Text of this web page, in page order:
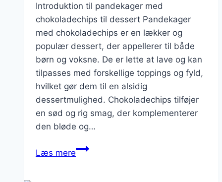
Introduktion til pandekager med
chokoladechips til dessert Pandekager
med chokoladechips er en lækker og
populær dessert, der appellerer til både
børn og voksne. De er lette at lave og kan
tilpasses med forskellige toppings og fyld,
hvilket gør dem til en alsidig
dessertmulighed. Chokoladechips tilføjer
en sød og rig smag, der komplementerer
den bløde og…
Læs merePandekager